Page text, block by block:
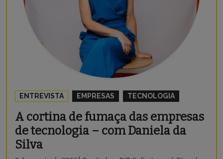
ENTREVISTA EMPRESAS TECNOLOGIA
A cortina de fumaça das empresas
de tecnologia – com Daniela da
Silva